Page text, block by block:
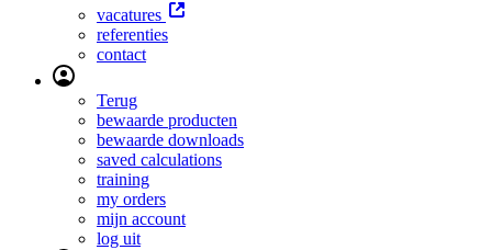
vacatures
referenties
contact
Terug
bewaarde producten
bewaarde downloads
saved calculations
training
my orders
mijn account
log uit